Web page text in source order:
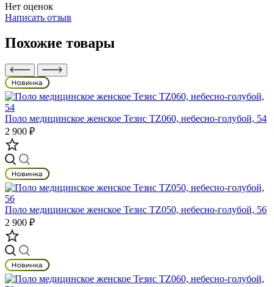
Нет оценок
Написать отзыв
Похожие товары
Поло медицинское женское Тезис TZ060, небесно-голубой, 54
2 900 ₽
Поло медицинское женское Тезис TZ050, небесно-голубой, 56
2 900 ₽